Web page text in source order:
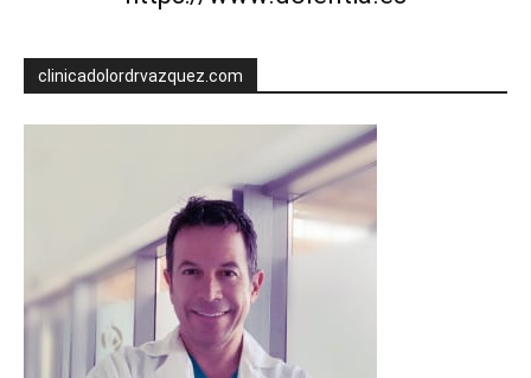
clinicadolordrvazquez.com